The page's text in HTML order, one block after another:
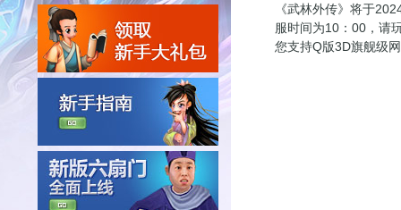
《武林外传》将于
服时间为10：00，请
您支持Q版3D旗舰级